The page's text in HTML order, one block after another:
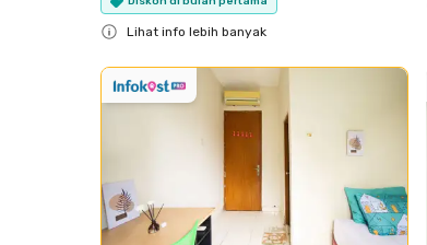
Lihat info lebih banyak